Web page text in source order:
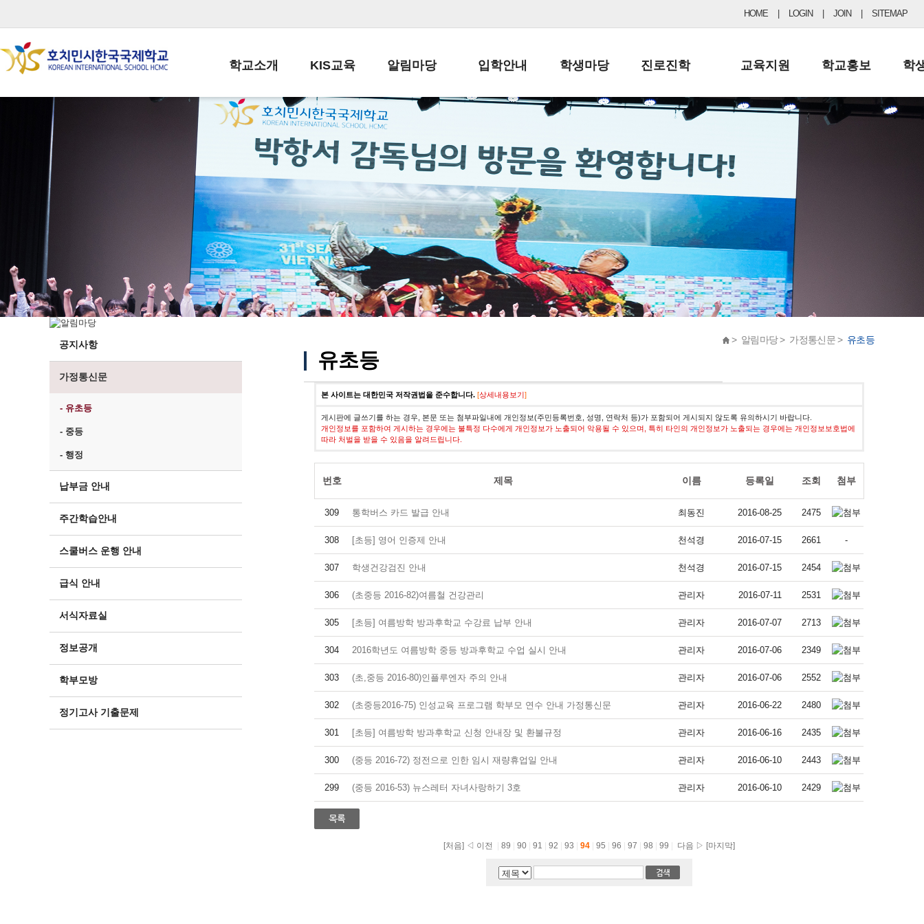
HOME LOGIN JOIN SITEMAP
학교소개
학교장인사말
학교상징
학교연혁
교직원현황
학생현황
위치/전화
전경사진
KIS교육
교육목표
학사일정
일과시간표
성과평가자료
알림마당
공지사항
납부금 안내
스쿨버스 운행 안내
급식안내
서식자료실
학부모방
정기고사 기출문제
입학안내
전-편입 서류양식
입학금/수업료
교복구입안내
학생마당
학생생활규정
학교신문
자율진로동아리
유초등 소식지
진로진학
공지사항 및 입시자료
드림레터
교육지원
행정실
학교운영위원회
학교건축기금
학교홍보
보도자료
학
공지사항
가정통신문
- 유초등
- 중등
- 행정
납부금 안내
주간학습안내
스쿨버스 운행 안내
급식 안내
서식자료실
정보공개
학부모방
정기고사 기출문제
> 알림마당 > 가정통신문 > 유초등
유초등
본 사이트는 대한민국 저작권법을 준수합니다. [상세내용보기]
게시판에 글쓰기를 하는 경우, 본문 또는 첨부파일내에 개인정보(주민등록번호, 성명, 연락처 등)가 포함되어 게시되지 않도록 유의하시기 바랍니다.
개인정보를 포함하여 게시하는 경우에는 불특정 다수에게 개인정보가 노출되어 악용될 수 있으며, 특히 타인의 개인정보가 노출되는 경우에는 개인정보보호법에
따라 처벌을 받을 수 있음을 알려드립니다.
번호 제목 이름 등록일 조회 첨부
309 통학버스 카드 발급 안내 최동진 2016-08-25 2475
308 [초등] 영어 인증제 안내 천석경 2016-07-15 2661 -
307 학생건강검진 안내 천석경 2016-07-15 2454
306 (초중등 2016-82)여름철 건강관리 관리자 2016-07-11 2531
305 [초등] 여름방학 방과후학교 수강료 납부 안내 관리자 2016-07-07 2713
304 2016학년도 여름방학 중등 방과후학교 수업 실시 안내 관리자 2016-07-06 2349
303 (초,중등 2016-80)인플루엔자 주의 안내 관리자 2016-07-06 2552
302 (초중등2016-75) 인성교육 프로그램 학부모 연수 안내 가정통신문 관리자 2016-06-22 2480
301 [초등] 여름방학 방과후학교 신청 안내장 및 환불규정 관리자 2016-06-16 2435
300 (중등 2016-72) 정전으로 인한 임시 재량휴업일 안내 관리자 2016-06-10 2443
299 (중등 2016-53) 뉴스레터 자녀사랑하기 3호 관리자 2016-06-10 2429
[처음] ◁ 이전 89 90 91 92 93 94 95 96 97 98 99 다음 ▷ [마지막]